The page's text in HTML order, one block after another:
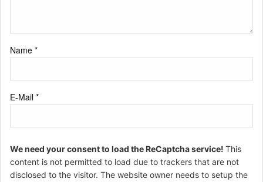
Name *
E-Mail *
We need your consent to load the ReCaptcha service! This
content is not permitted to load due to trackers that are not
disclosed to the visitor. The website owner needs to setup the